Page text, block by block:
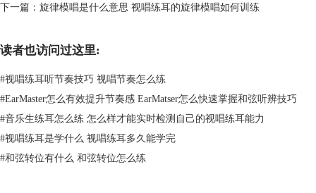
图2：和弦转位
块练习中分为了和弦辨认
下一篇： 旋律模唱是什么意思 视唱练耳的旋律模唱如何训练
读者也访问过这里:
#视唱练耳听节奏技巧 视唱节奏怎么练
#EarMaster怎么有效提升节奏感 EarMatser怎么快速掌握和弦听辨技巧
#音乐生练耳怎么练 怎么样才能实时检测自己的视唱练耳能力
#视唱练耳是学什么 视唱练耳多久能学完
#和弦转位有什么 和弦转位怎么练